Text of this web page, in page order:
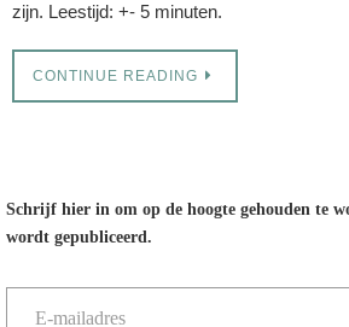
zijn. Leestijd: +- 5 minuten.
CONTINUE READING
Schrijf hier in om op de hoogte gehouden te
wordt gepubliceerd.
E-mailadres